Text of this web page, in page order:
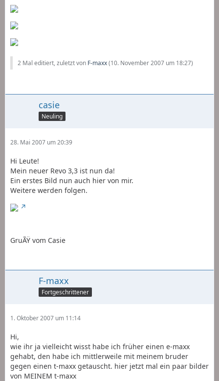
2 Mal editiert, zuletzt von F-maxx(10. November 2007 um 18:27)
casie
Neuling
28. Mai 2007 um 20:39
Hi Leute!
Mein neuer Revo 3,3 ist nun da!
Ein erstes Bild nun auch hier von mir.
Weitere werden folgen.
GruÃŸ vom Casie
F-maxx
Fortgeschrittener
1. Oktober 2007 um 11:14
Hi,
wie ihr ja vielleicht wisst habe ich früher einen e-maxx
gehabt, den habe ich mittlerweile mit meinem bruder
gegen einen t-maxx getauscht. hier jetzt mal ein paar bilder
von MEINEM t-maxx